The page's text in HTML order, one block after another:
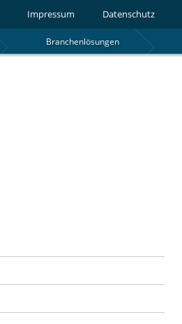
Impressum Datenschutz
Branchenlösungen